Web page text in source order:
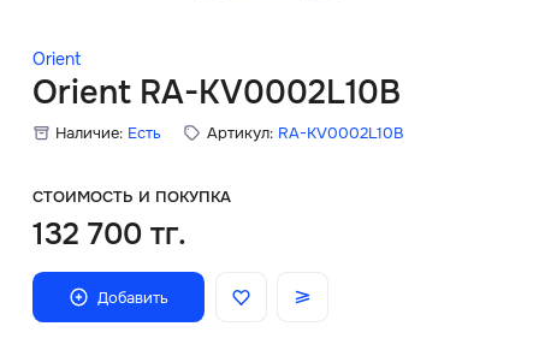
Orient
Orient RA-KV0002L10B
Наличие: Есть Артикул: RA-KV0002L10B
СТОИМОСТЬ И ПОКУПКА
132 700 тг.
Добавить
Главная
О нас